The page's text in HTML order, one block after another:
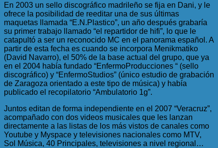
En 2003 un sello discográfico madrileño se fija en Dani, y le
ofrece la posibilidad de reeditar una de sus últimas
maquetas llamada “E.N.Plastico”, un año después grabaría
su primer trabajo llamado “el repartidor de hifi”, lo que le
catapultó a ser un reconocido MC en el panorama español. A
partir de esta fecha es cuando se incorpora Menikmatiko
(David Navarro), el 50% de la base actual del grupo, que ya
en el 2004 había fundado “EnfermoProducciones “ (sello
discográfico) y “EnfermoStudios” (único estudio de grabación
de Zaragoza orientado a este tipo de música) y había
publicado el recopilatorio “Ambulatorio 1g”.
Juntos editan de forma independiente en el 2007 “Veracruz”,
acompañado con dos videos musicales que les lanzan
directamente a las listas de los más vistos de canales como
Youtube y Myspace y televisiones nacionales como MTV,
Sol Música, 40 Principales, televisiones a nivel regional…